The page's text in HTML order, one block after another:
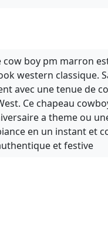
cow boy pm marron
western classique.
avec une tenue de
Ce chapeau
a theme ou
en un instant et
et festive